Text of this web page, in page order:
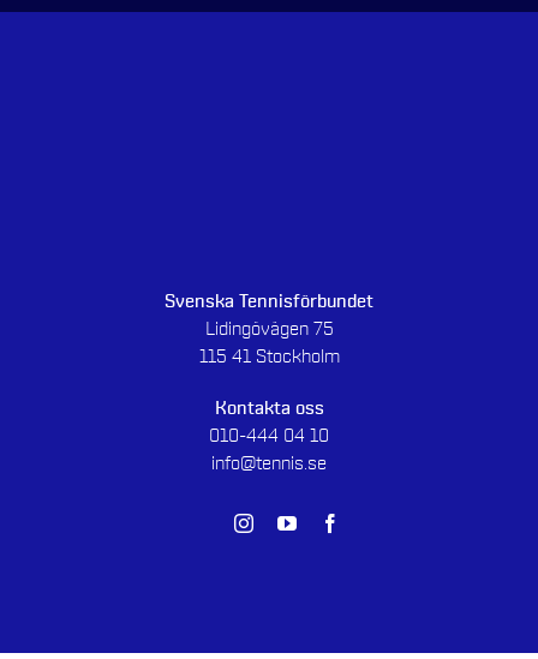
Svenska Tennisförbundet
Lidingövägen 75
115 41 Stockholm
Kontakta oss
010-444 04 10
info@tennis.se